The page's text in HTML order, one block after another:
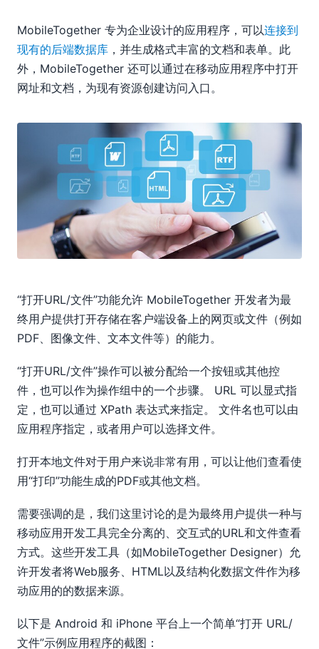
MobileTogether 专为企业设计的应用程序，可以连接到
现有的后端数据库 ，并生成格式丰富的文档和表单。此
外，MobileTogether 还可以通过在移动应用程序中打开
网址和文档，为现有资源创建访问入口。
“打开URL/文件”功能允许 MobileTogether 开发者为最
终用户提供打开存储在客户端设备上的网页或文件（例如
PDF、图像文件、文本文件等）的能力。
“打开URL/文件”操作可以被分配给一个按钮或其他控
件，也可以作为操作组中的一个步骤。 URL 可以显式指
定，也可以通过 XPath 表达式来指定。 文件名也可以由
应用程序指定，或者用户可以选择文件。
打开本地文件对于用户来说非常有用，可以让他们查看使
用“打印”功能生成的PDF或其他文档。
需要强调的是，我们这里讨论的是为最终用户提供一种与
移动应用开发工具完全分离的、交互式的URL和文件查看
方式。这些开发工具（如MobileTogether Designer）允
许开发者将Web服务、HTML以及结构化数据文件作为移
动应用的的数据来源。
以下是 Android 和 iPhone 平台上一个简单“打开 URL/
文件”示例应用程序的截图：